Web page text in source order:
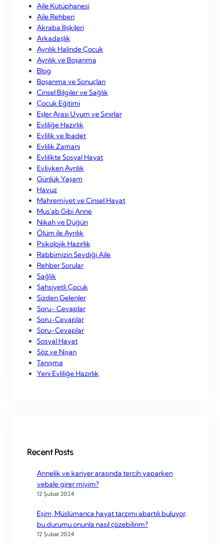
Aile Kütüphanesi
Aile Rehberi
Akraba İlişkileri
Arkadaşlık
Ayrılık Halinde Çocuk
Ayrılık ve Boşanma
Blog
Boşanma ve Sonuçları
Cinsel Bilgiler ve Sağlık
Çocuk Eğitimi
Eşler Arası Uyum ve Sınırlar
Evliliğe Hazırlık
Evlilik ve İbadet
Evlilik Zamanı
Evlilikte Sosyal Hayat
Evliyken Ayrılık
Günlük Yaşam
Havuz
Mahremiyet ve Cinsel Hayat
Mus'ab Gibi Anne
Nikah ve Düğün
Ölüm ile Ayrılık
Psikolojik Hazırlık
Rabbimizin Sevdiği Aile
Rehber Sorular
Sağlık
Şahsiyetli Çocuk
Sizden Gelenler
Soru- Cevaplar
Soru-Cevaplar
Soru-Cevaplar
Sosyal Hayat
Söz ve Nişan
Tanışma
Yeni Evliliğe Hazırlık
Recent Posts
Annelik ve kariyer arasında tercih yaparken
vebale girer miyim?
12 Şubat 2024
Eşim, Müslümanca hayat tarzımı abartılı buluyor,
bu durumu onunla nasıl çözebilirim?
12 Şubat 2024